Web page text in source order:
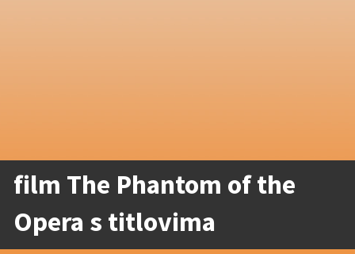
film The Phantom of the
Opera s titlovima